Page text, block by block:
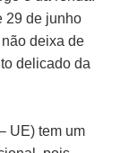
29 de junho
deixa de
delicado da
UE) tem um